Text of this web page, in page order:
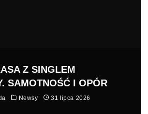
Z SINGLEM
SAMOTNOŚĆ I OPÓR
Newsy 31 lipca 2026